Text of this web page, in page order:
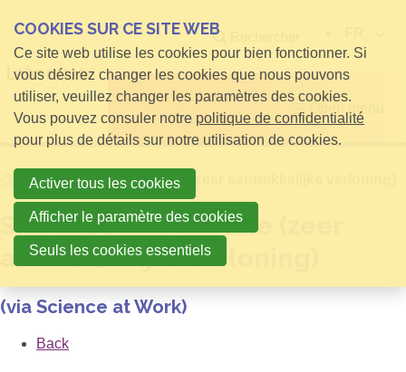
Open menu
HomeShiftlaborant chemie (zeer aantrekkelijke verloning)
Shiftlaborant chemie (zeer
aantrekkelijke verloning)
(via Science at Work)
Back
COOKIES SUR CE SITE WEB
Ce site web utilise les cookies pour bien fonctionner. Si
vous désirez changer les cookies que nous pouvons
utiliser, veuillez changer les paramètres des cookies.
Vous pouvez consuler notre politique de confidentialité
pour plus de détails sur notre utilisation de cookies.
Activer tous les cookies
Afficher le paramètre des cookies
Seuls les cookies essentiels